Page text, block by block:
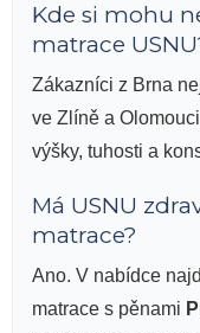
Kde si mohu
matrace
Zákazníci z Brna
ve Zlíně a
výšky, tuhosti a
Má USNU
matrace?
Ano. V nabídce
matrace s pěnami